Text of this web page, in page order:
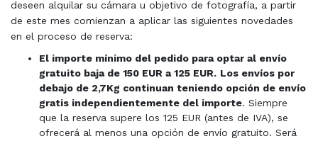
deseen alquilar su cámara u objetivo de fotografía, a partir
de este mes comienzan a aplicar las siguientes novedades
en el proceso de reserva:
El importe mínimo del pedido para optar al envío
gratuito baja de 150 EUR a 125 EUR. Los envíos por
debajo de 2,7Kg continuan teniendo opción de envío
gratis independientemente del importe. Siempre
que la reserva supere los 125 EUR (antes de IVA), se
ofrecerá al menos una opción de envío gratuito. Será